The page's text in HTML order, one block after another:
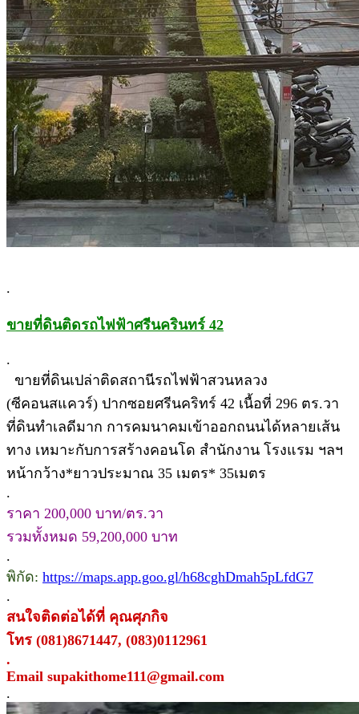
.
ขายที่ดินติดรถไฟฟ้าศรีนครินทร์ 42
.
ขายที่ดินเปล่าติดสถานีรถไฟฟ้าสวนหลวง
(ซีคอนสแควร์) ปากซอยศรีนคริทร์ 42 เนื้อที่ 296 ตร.วา
ที่ดินทำเลดีมาก การคมนาคมเข้าออกถนนได้หลายเส้น
ทาง เหมาะกับการสร้างคอนโด สำนักงาน โรงแรม ฯลฯ
หน้ากว้าง*ยาวประมาณ 35 เมตร* 35เมตร
.
ราคา 200,000 บาท/ตร.วา
รวมทั้งหมด 59,200,000 บาท
.
พิกัด: https://maps.app.goo.gl/h68cghDmah5pLfdG7
.
สนใจติดต่อได้ที่ คุณศุภกิจ
โทร (081)8671447, (083)0112961
.
Email supakithome111@gmail.com
.